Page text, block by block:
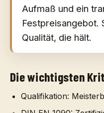
Aufmaß und ein
Festpreisangebot.
Qualität, die hält.
Die wichtigsten
Qualifikation: